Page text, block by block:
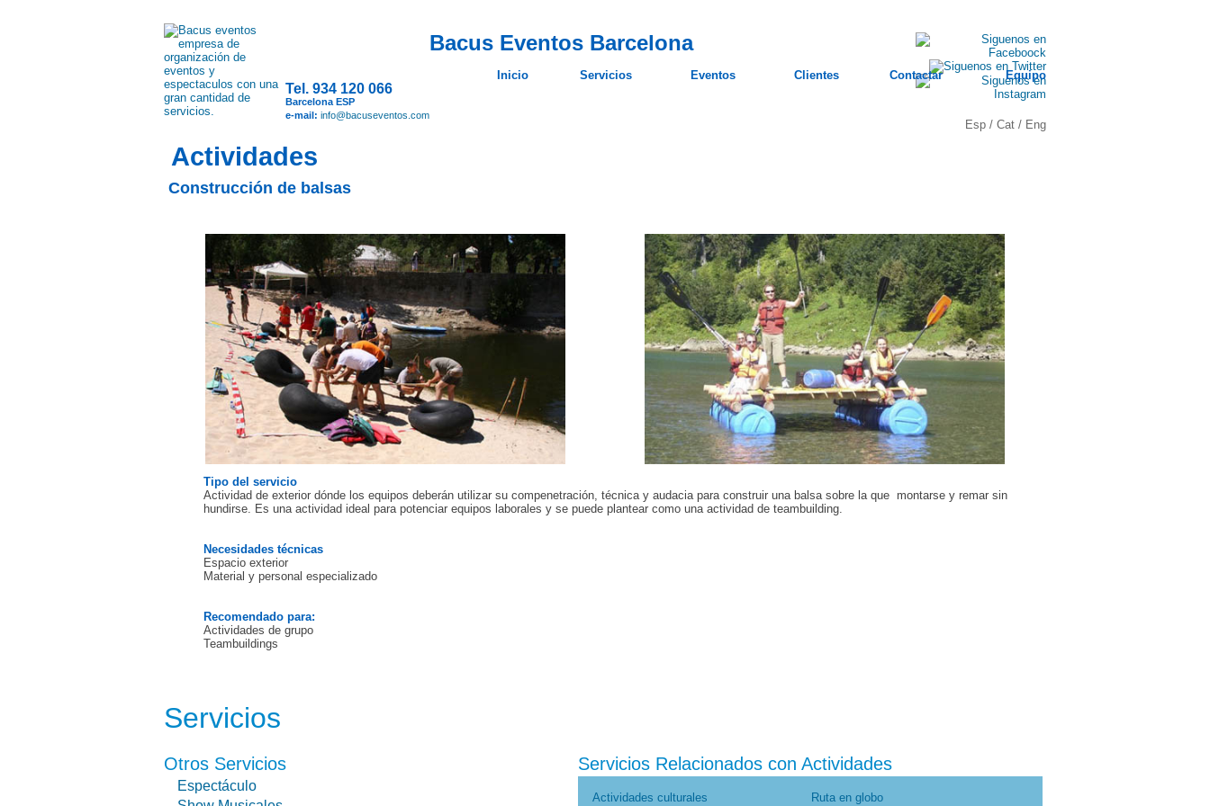
Bacus Eventos Barcelona
Inicio Servicios Eventos Clientes Contactar Equipo
Tel. 934 120 066
Barcelona ESP
e-mail: info@bacuseventos.com
Esp / Cat / Eng
Actividades
Construcción de balsas
Tipo del servicio
Actividad de exterior dónde los equipos deberán utilizar su compenetración, técnica y audacia para construir una balsa sobre la que montarse y remar sin
hundirse. Es una actividad ideal para potenciar equipos laborales y se puede plantear como una actividad de teambuilding.
Necesidades técnicas
Espacio exterior
Material y personal especializado
Recomendado para:
Actividades de grupo
Teambuildings
Servicios
Otros Servicios Servicios Relacionados con Actividades
Espectáculo
Actividades culturales
Ruta en globo